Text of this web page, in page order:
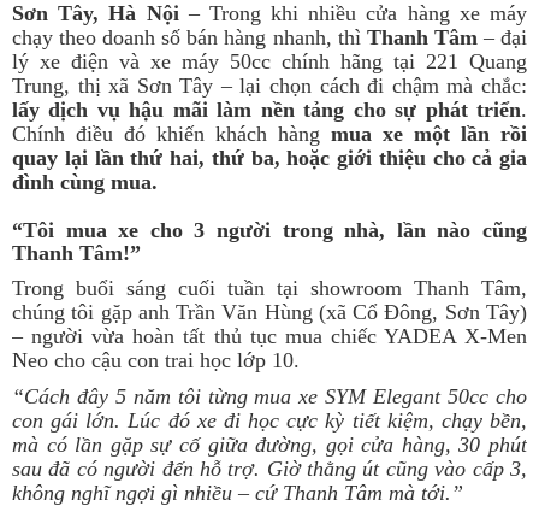
Sơn Tây, Hà Nội– Trong khi nhiều cửa hàng xe máy
chạy theo doanh số bán hàng nhanh, thì Thanh Tâm– đại
lý xe điện và xe máy 50cc chính hãng tại 221 Quang
Trung, thị xã Sơn Tây – lại chọn cách đi chậm mà chắc:
lấy dịch vụ hậu mãi làm nền tảng cho sự phát triển.
Chính điều đó khiến khách hàng mua xe một lần rồi
quay lại lần thứ hai, thứ ba, hoặc giới thiệu cho cả gia
đình cùng mua.
“Tôi mua xe cho 3 người trong nhà, lần nào cũng
Thanh Tâm!”
Trong buổi sáng cuối tuần tại showroom Thanh Tâm,
chúng tôi gặp anh Trần Văn Hùng (xã Cổ Đông, Sơn Tây)
– người vừa hoàn tất thủ tục mua chiếc YADEA X-Men
Neo cho cậu con trai học lớp 10.
“Cách đây 5 năm tôi từng mua xe SYM Elegant 50cc cho
con gái lớn. Lúc đó xe đi học cực kỳ tiết kiệm, chạy bền,
mà có lần gặp sự cố giữa đường, gọi cửa hàng, 30 phút
sau đã có người đến hỗ trợ. Giờ thằng út cũng vào cấp 3,
không nghĩ ngợi gì nhiều – cứ Thanh Tâm mà tới.”